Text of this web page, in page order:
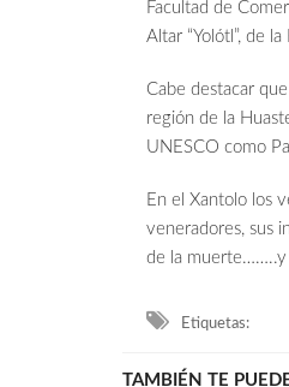
Facultad de
Altar “Yolótl”, de
Cabe destacar
región de la
UNESCO como
En el Xantolo los
veneradores, sus
de la muerte……..y
Etiquetas:
TAMBIÉN TE